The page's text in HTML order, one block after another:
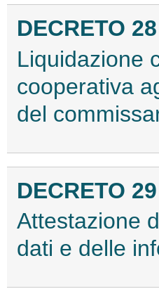
DECRETO
Liquidazione
cooperativa
del
DECRETO
Attestazione
dati e delle